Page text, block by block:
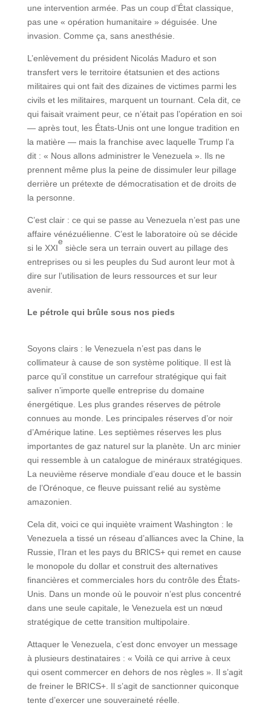
une intervention armée. Pas un coup d’État classique,
pas une « opération humanitaire » déguisée. Une
invasion. Comme ça, sans anesthésie.
L’enlèvement du président Nicolás Maduro et son
transfert vers le territoire étatsunien et des actions
militaires qui ont fait des dizaines de victimes parmi les
civils et les militaires, marquent un tournant. Cela dit, ce
qui faisait vraiment peur, ce n’était pas l’opération en soi
— après tout, les États-Unis ont une longue tradition en
la matière — mais la franchise avec laquelle Trump l’a
dit : « Nous allons administrer le Venezuela ». Ils ne
prennent même plus la peine de dissimuler leur pillage
derrière un prétexte de démocratisation et de droits de
la personne.
C’est clair : ce qui se passe au Venezuela n’est pas une
affaire vénézuélienne. C’est le laboratoire où se décide
si le XXI
e
siècle sera un terrain ouvert au pillage des
entreprises ou si les peuples du Sud auront leur mot à
dire sur l’utilisation de leurs ressources et sur leur
avenir.
Le pétrole qui brûle sous nos pieds
Soyons clairs : le Venezuela n’est pas dans le
collimateur à cause de son système politique. Il est là
parce qu’il constitue un carrefour stratégique qui fait
saliver n’importe quelle entreprise du domaine
énergétique. Les plus grandes réserves de pétrole
connues au monde. Les principales réserves d’or noir
d’Amérique latine. Les septièmes réserves les plus
importantes de gaz naturel sur la planète. Un arc minier
qui ressemble à un catalogue de minéraux stratégiques.
La neuvième réserve mondiale d’eau douce et le bassin
de l’Orénoque, ce fleuve puissant relié au système
amazonien.
Cela dit, voici ce qui inquiète vraiment Washington : le
Venezuela a tissé un réseau d’alliances avec la Chine, la
Russie, l’Iran et les pays du BRICS+ qui remet en cause
le monopole du dollar et construit des alternatives
financières et commerciales hors du contrôle des États-
Unis. Dans un monde où le pouvoir n’est plus concentré
dans une seule capitale, le Venezuela est un nœud
stratégique de cette transition multipolaire.
Attaquer le Venezuela, c’est donc envoyer un message
à plusieurs destinataires : « Voilà ce qui arrive à ceux
qui osent commercer en dehors de nos règles ». Il s’agit
de freiner le BRICS+. Il s’agit de sanctionner quiconque
tente d’exercer une souveraineté réelle.